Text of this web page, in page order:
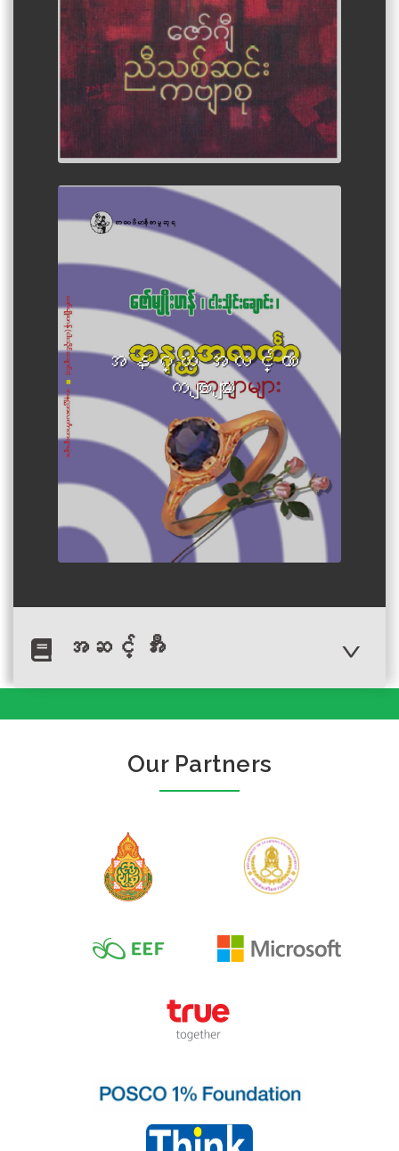
အနဂ္ဃ အလင်္ကာ
ကဗျာများ
အဆင့် အီး
ဒို့တတွေငယ်ပါသေးတယ်
by out-of-school children.
ငါသိပါပြီကွာ
Author :Written and compiled
Our Partners